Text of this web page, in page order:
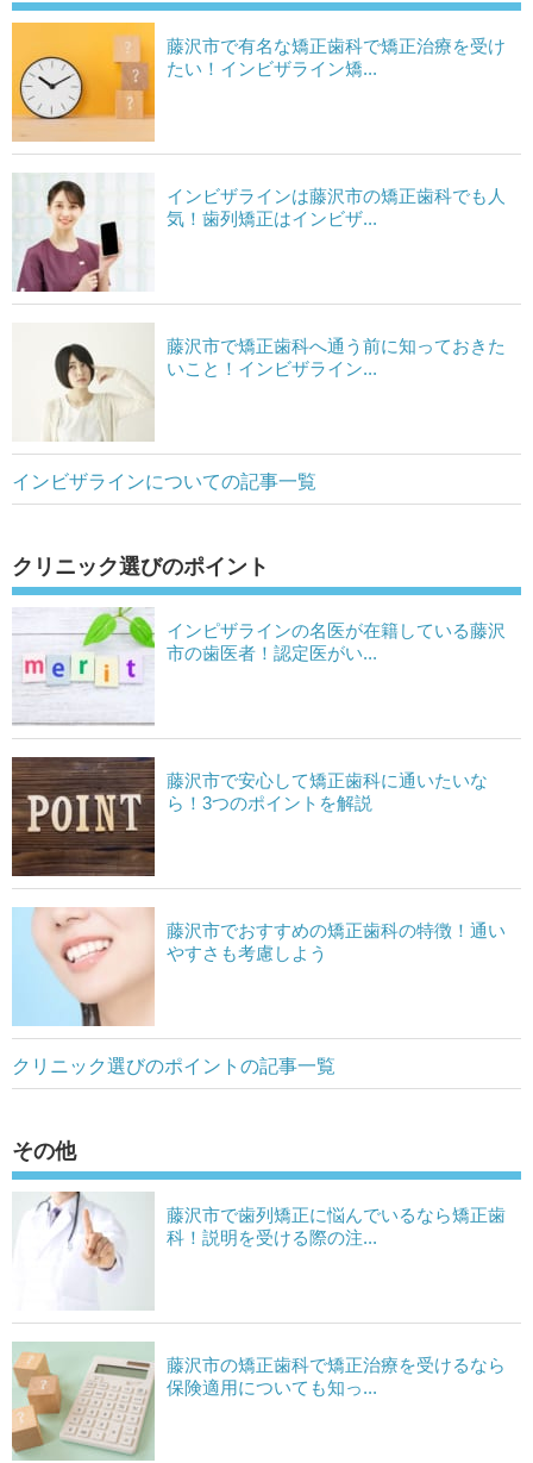
藤沢市で有名な矯正歯科で矯正治療を受け
たい！インビザライン矯...
インビザラインは藤沢市の矯正歯科でも人
気！歯列矯正はインビザ...
藤沢市で矯正歯科へ通う前に知っておきた
いこと！インビザライン...
インビザラインについての記事一覧
クリニック選びのポイント
インピザラインの名医が在籍している藤沢
市の歯医者！認定医がい...
藤沢市で安心して矯正歯科に通いたいな
ら！3つのポイントを解説
藤沢市でおすすめの矯正歯科の特徴！通い
やすさも考慮しよう
クリニック選びのポイントの記事一覧
その他
藤沢市で歯列矯正に悩んでいるなら矯正歯
科！説明を受ける際の注...
藤沢市の矯正歯科で矯正治療を受けるなら
保険適用についても知っ...